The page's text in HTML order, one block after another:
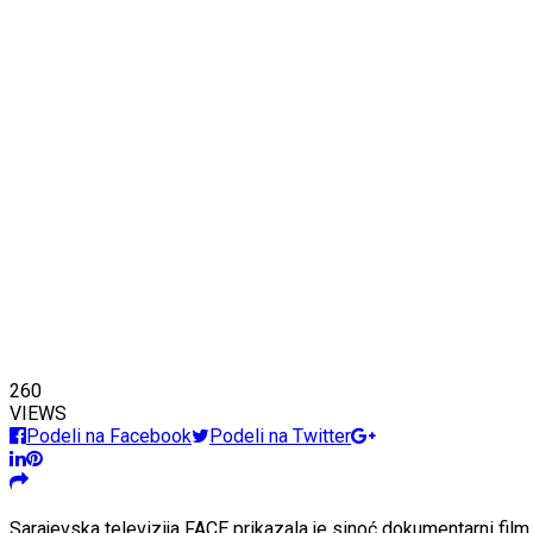
260
VIEWS
Podeli na Facebook
Podeli na Twitter